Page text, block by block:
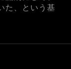
た、という基